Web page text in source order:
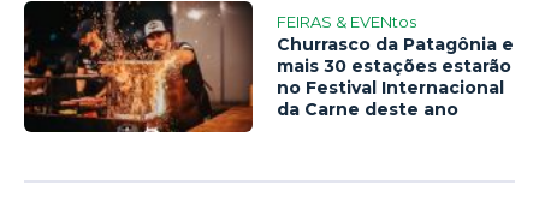
FEIRAS & EVENtos
Churrasco da Patagônia e
mais 30 estações estarão
no Festival Internacional
da Carne deste ano